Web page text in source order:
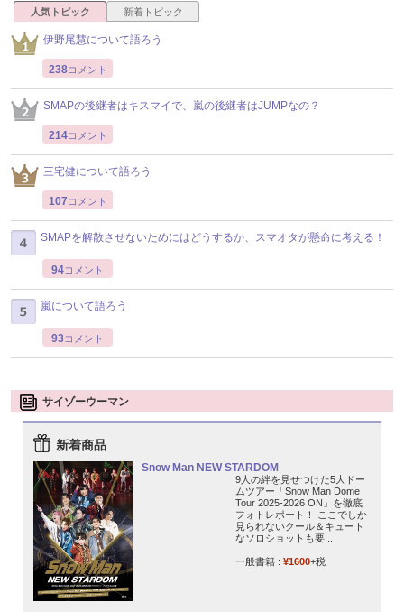
人気トピック 新着トピック
伊野尾慧について語ろう
238コメント
SMAPの後継者はキスマイで、嵐の後継者はJUMPなの？
214コメント
三宅健について語ろう
107 コメント
SMAPを解散させないためにはどうするか、スマオタが懸命に考える！
94コメント
嵐について語ろう
93コメント
サイゾーウーマン
新着商品
Snow Man NEW STARDOM
9人の絆を見せつけた5大ドー
ムツアー「Snow Man Dome
Tour 2025-2026 ON」を徹底
フォトレポート！ ここでしか
見られないクール＆キュート
なソロショットも要...
一般書籍 : ¥1600+税